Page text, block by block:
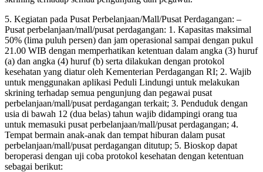
5. Kegiatan pada Pusat Perbelanjaan/Mall/Pusat Perdagangan: –
Pusat perbelanjaan/mall/pusat perdagangan: 1. Kapasitas maksimal
50% (lima puluh persen) dan jam operasional sampai dengan pukul
21.00 WIB dengan memperhatikan ketentuan dalam angka (3) huruf
(a) dan angka (4) huruf (b) serta dilakukan dengan protokol
kesehatan yang diatur oleh Kementerian Perdagangan RI; 2. Wajib
untuk menggunakan aplikasi Peduli Lindungi untuk melakukan
skrining terhadap semua pengunjung dan pegawai pusat
perbelanjaan/mall/pusat perdagangan terkait; 3. Penduduk dengan
usia di bawah 12 (dua belas) tahun wajib didampingi orang tua
untuk memasuki pusat perbelanjaan/mall/pusat perdagangan; 4.
Tempat bermain anak-anak dan tempat hiburan dalam pusat
perbelanjaan/mall/pusat perdagangan ditutup; 5. Bioskop dapat
beroperasi dengan uji coba protokol kesehatan dengan ketentuan
sebagai berikut: